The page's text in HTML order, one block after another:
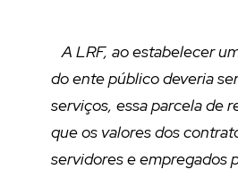
A LRF, ao estabelecer
do ente público deveria
serviços, essa parcela de
que os valores dos
servidores e empregados